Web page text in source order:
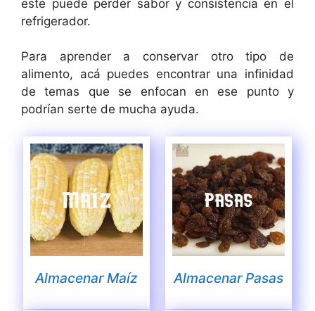
este puede perder sabor y consistencia en el
refrigerador.
Para aprender a conservar otro tipo de
alimento, acá puedes encontrar una infinidad
de temas que se enfocan en ese punto y
podrían serte de mucha ayuda.
Almacenar Maíz Almacenar Pasas